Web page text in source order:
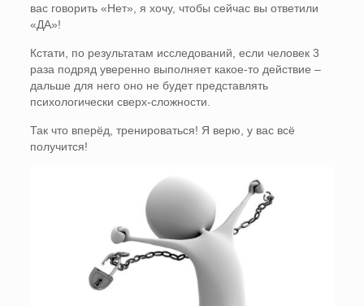
вас говорить «Нет», я хочу, чтобы сейчас вы ответили
«ДА»!
Кстати, по результатам исследований, если человек 3
раза подряд уверенно выполняет какое-то действие –
дальше для него оно не будет представлять
психологически сверх-сложности.
Так что вперёд, тренироваться! Я верю, у вас всё
получится!